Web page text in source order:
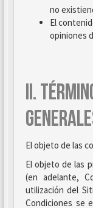
no
El
opiniones
II.
El objeto de las
El objeto de las
(en adelante,
utilización del
Condiciones se